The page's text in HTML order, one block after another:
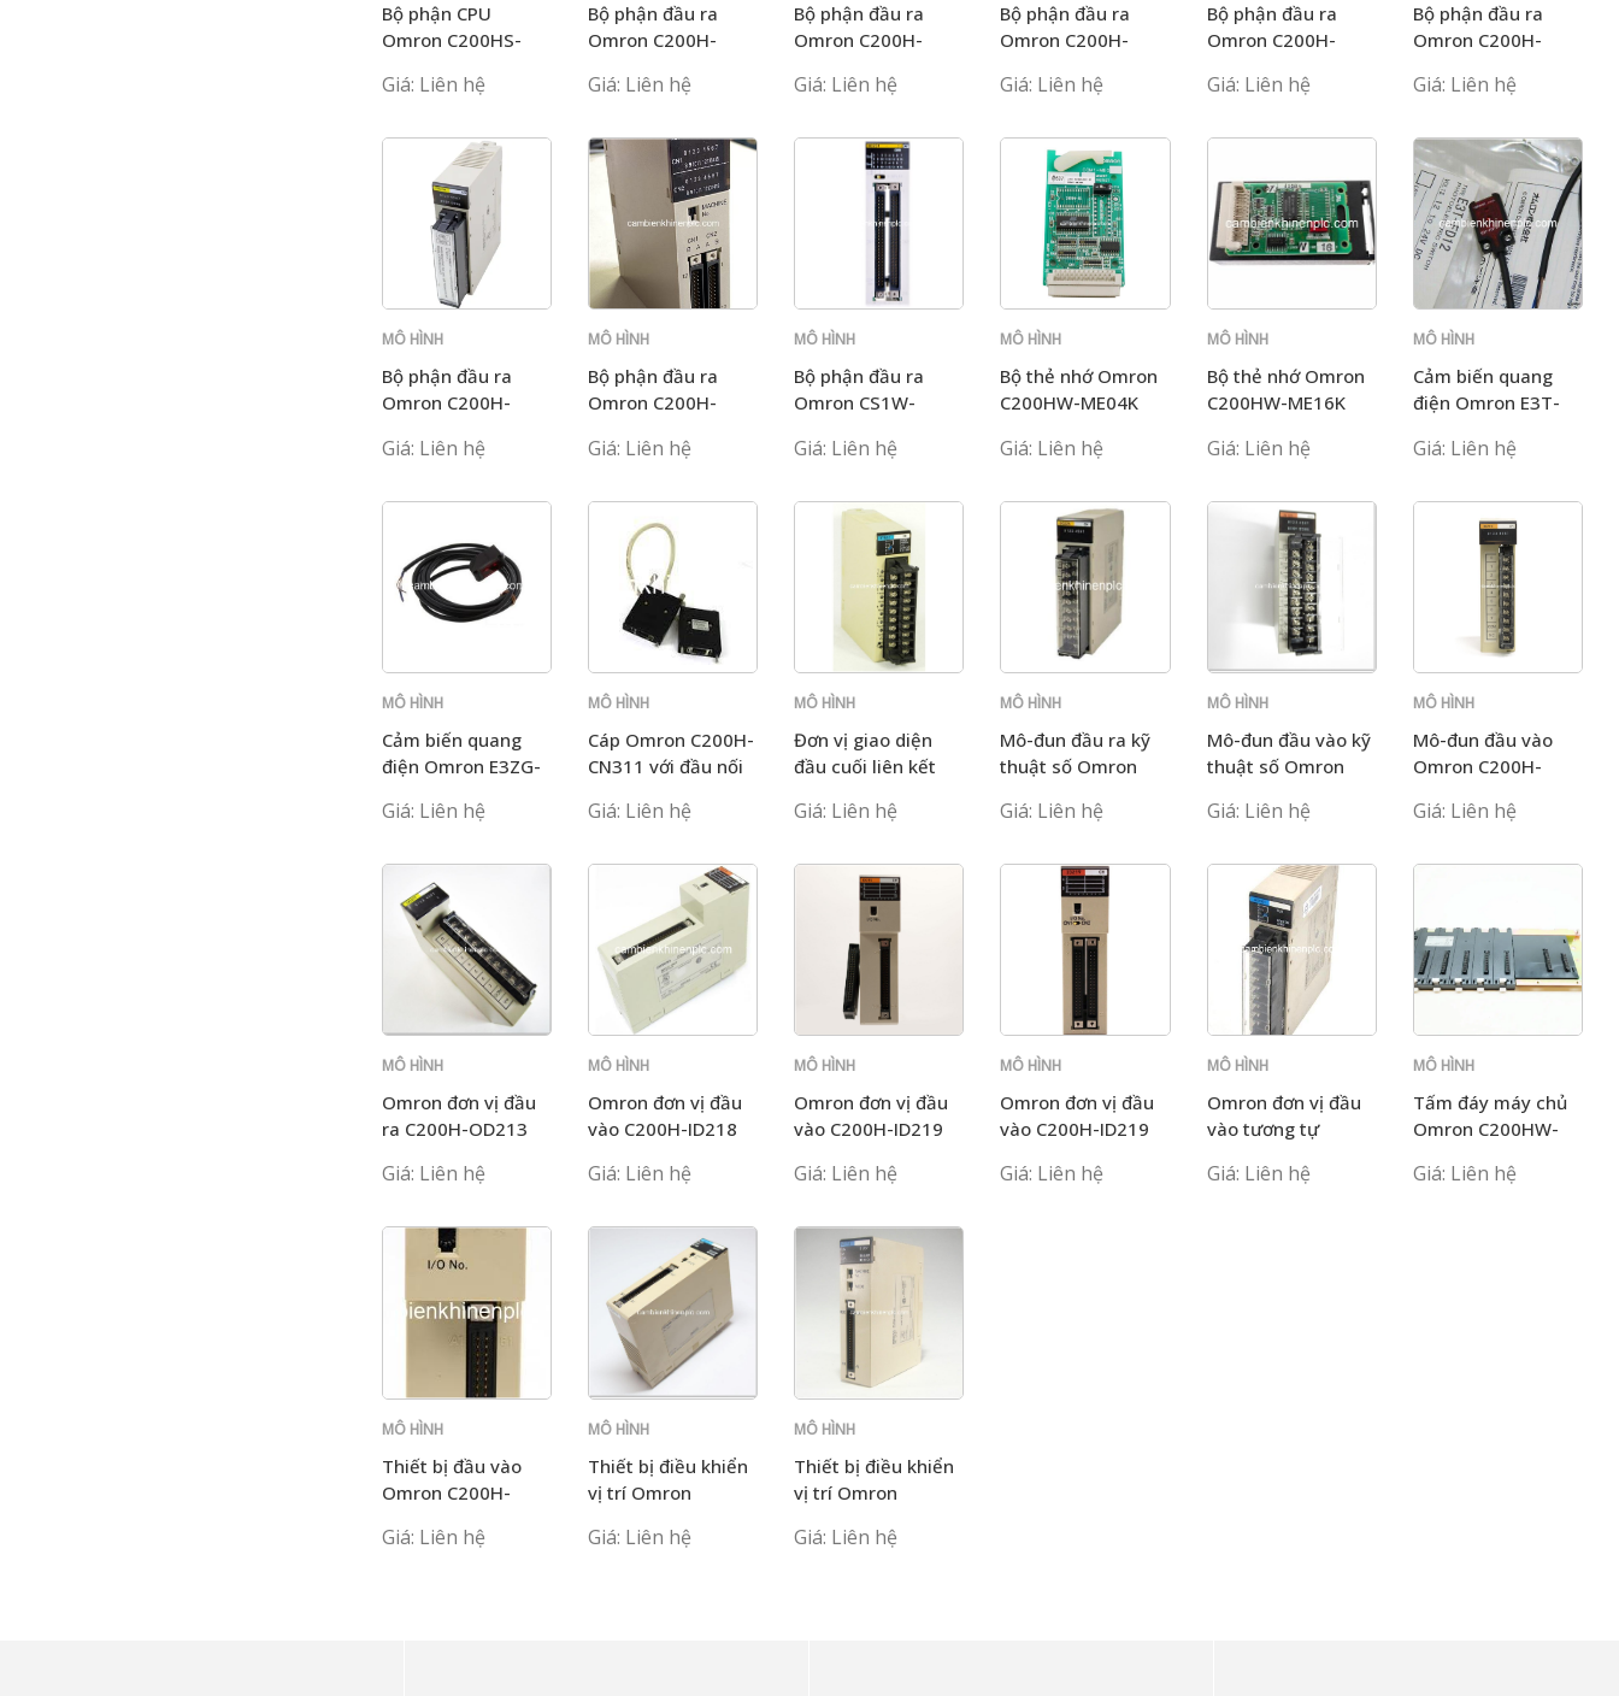
Bộ phận CPU
Omron C200HS-
Giá: Liên hệ
Bộ phận đầu ra
Omron C200H-
Giá: Liên hệ
Bộ phận đầu ra
Omron C200H-
Giá: Liên hệ
Bộ phận đầu ra
Omron C200H-
Giá: Liên hệ
Bộ phận đầu ra
Omron C200H-
Giá: Liên hệ
Bộ phận đầu ra
Omron C200H-
Giá: Liên hệ
MÔ HÌNH
Bộ phận đầu ra
Omron C200H-
Giá: Liên hệ
MÔ HÌNH
Bộ phận đầu ra
Omron C200H-
Giá: Liên hệ
MÔ HÌNH
Bộ phận đầu ra
Omron CS1W-
Giá: Liên hệ
MÔ HÌNH
Bộ thẻ nhớ Omron
C200HW-ME04K
Giá: Liên hệ
MÔ HÌNH
Bộ thẻ nhớ Omron
C200HW-ME16K
Giá: Liên hệ
MÔ HÌNH
Cảm biến quang
điện Omron E3T-
Giá: Liên hệ
MÔ HÌNH
Cảm biến quang
điện Omron E3ZG-
Giá: Liên hệ
MÔ HÌNH
Cáp Omron C200H-
CN311 với đầu nối
Giá: Liên hệ
MÔ HÌNH
Đơn vị giao diện
đầu cuối liên kết
B7A22
Giá: Liên hệ
MÔ HÌNH
Mô-đun đầu ra kỹ
thuật số Omron
Giá: Liên hệ
MÔ HÌNH
Mô-đun đầu vào kỹ
thuật số Omron
Giá: Liên hệ
MÔ HÌNH
Mô-đun đầu vào
Omron C200H-
Giá: Liên hệ
MÔ HÌNH
Omron đơn vị đầu
ra C200H-OD213
Giá: Liên hệ
MÔ HÌNH
Omron đơn vị đầu
vào C200H-ID218
Giá: Liên hệ
MÔ HÌNH
Omron đơn vị đầu
vào C200H-ID219
Giá: Liên hệ
MÔ HÌNH
Omron đơn vị đầu
vào C200H-ID219
Giá: Liên hệ
MÔ HÌNH
Omron đơn vị đầu
vào tương tự
Giá: Liên hệ
MÔ HÌNH
Tấm đáy máy chủ
Omron C200HW-
Giá: Liên hệ
MÔ HÌNH
Thiết bị đầu vào
Omron C200H-
Giá: Liên hệ
MÔ HÌNH
Thiết bị điều khiển
vị trí Omron
Giá: Liên hệ
MÔ HÌNH
Thiết bị điều khiển
vị trí Omron
Giá: Liên hệ